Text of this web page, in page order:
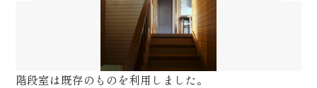
階段室は既存のものを利用しました。